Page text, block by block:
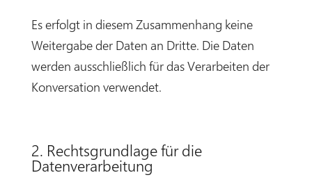
Es erfolgt in diesem Zusammenhang keine
Weitergabe der Daten an Dritte. Die Daten
werden ausschließlich für das Verarbeiten der
Konversation verwendet.
2. Rechtsgrundlage für die
Datenverarbeitung